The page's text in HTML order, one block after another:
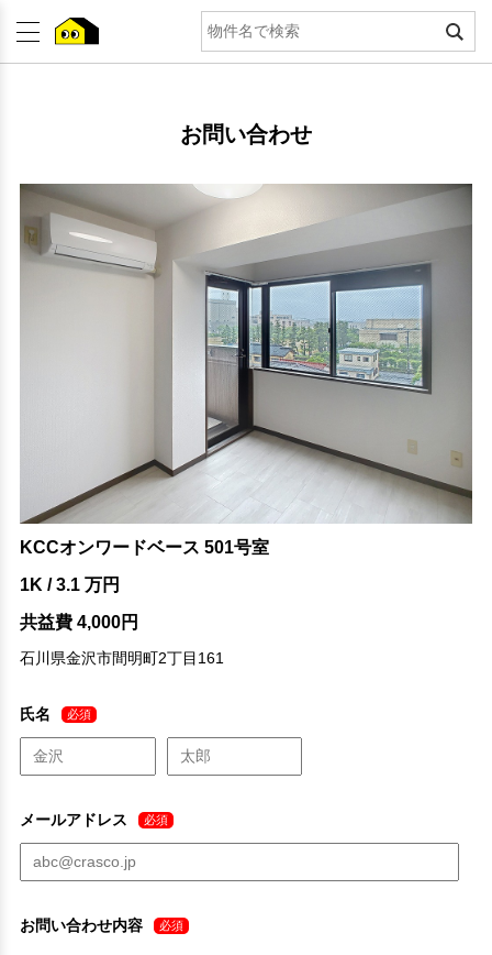
お問い合わせ
KCCオンワードベース 501号室
1K / 3.1 万円
共益費 4,000円
石川県金沢市間明町2丁目161
氏名 必須
メールアドレス 必須
お問い合わせ内容 必須